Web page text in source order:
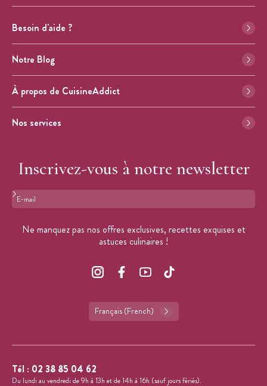
Besoin d'aide ?
Notre Blog
À propos de CuisineAddict
Nos services
Inscrivez-vous à notre newsletter
Format : adresse@email.com
Ne manquez pas nos offres exclusives, recettes exquises et
astuces culinaires !
Français (French)
Tél : 02 38 85 04 62
Du lundi au vendredi de 9h à 13h et de 14h à 16h (sauf jours fériés).